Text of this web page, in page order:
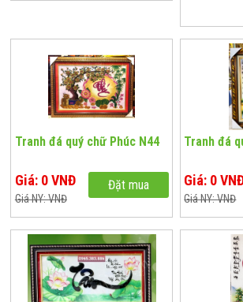
Tranh đá quý chữ Phúc N44
Giá: 0 VNĐ
Giá NY: VNĐ
Đặt mua
Tranh đá
Giá: 0
Giá NY: VNĐ